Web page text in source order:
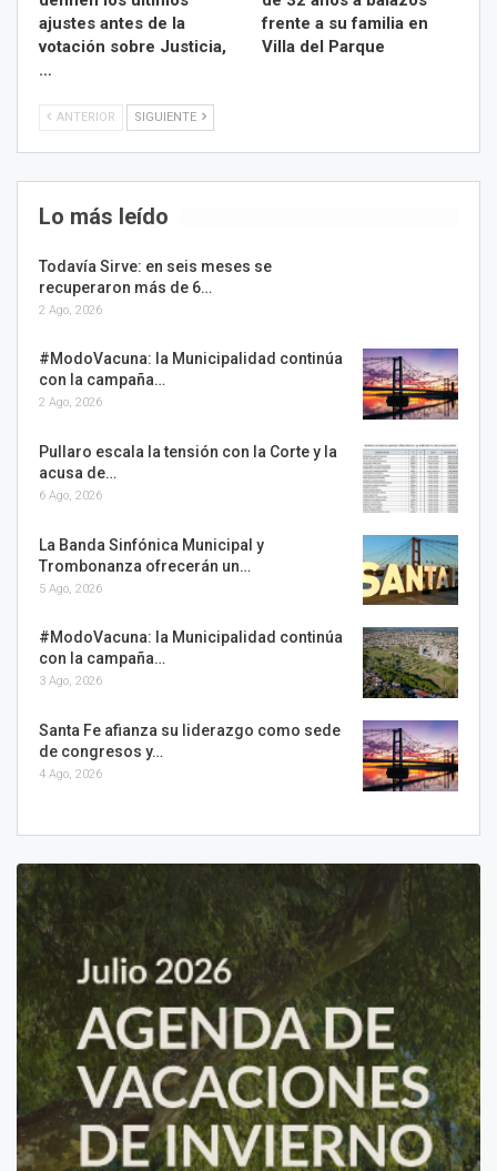
ajustes antes de la
votación sobre Justicia,
…
frente a su familia en
Villa del Parque
ANTERIOR SIGUIENTE
Lo más leído
Todavía Sirve: en seis meses se
recuperaron más de 6…
2 Ago, 2026
#ModoVacuna: la Municipalidad continúa
con la campaña…
2 Ago, 2026
Pullaro escala la tensión con la Corte y la
acusa de…
6 Ago, 2026
La Banda Sinfónica Municipal y
Trombonanza ofrecerán un…
5 Ago, 2026
#ModoVacuna: la Municipalidad continúa
con la campaña…
3 Ago, 2026
Santa Fe afianza su liderazgo como sede
de congresos y…
4 Ago, 2026